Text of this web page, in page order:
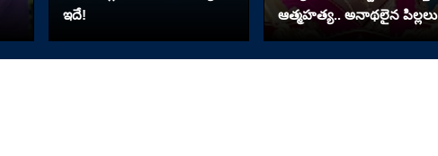
ఇదే!
ఆత్మహత్య.. అనాథలైన పిల్లలు